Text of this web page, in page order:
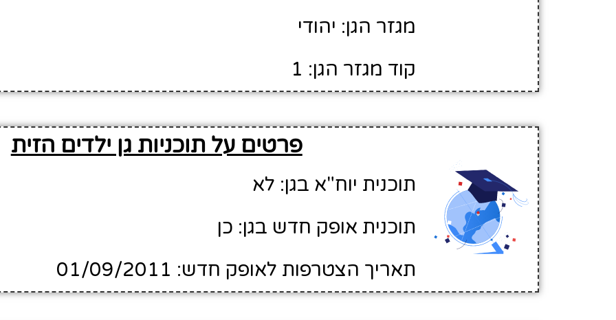
מגזר הגן: יהודי
קוד מגזר הגן: 1
פרטים על תוכניות גן ילדים הזית
תוכנית יוח"א בגן: לא
תוכנית אופק חדש בגן: כן
תאריך הצטרפות לאופק חדש: 01/09/2011